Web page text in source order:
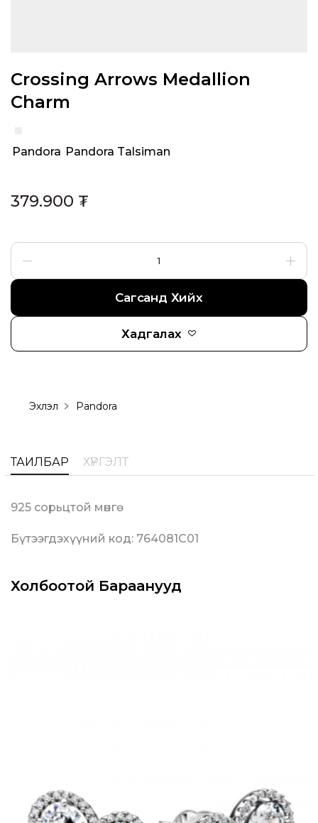
Crossing Arrows Medallion
Charm
Pandora Talsiman
Pandora
379.900 ₮
Сагсанд Хийх
Хадгалах
Эхлэл Pandora
ТАЙЛБАР ХҮРГЭЛТ
925 сорьцтой мөнгө
Бүтээгдэхүүний код: 764081C01
Холбоотой Бараанууд